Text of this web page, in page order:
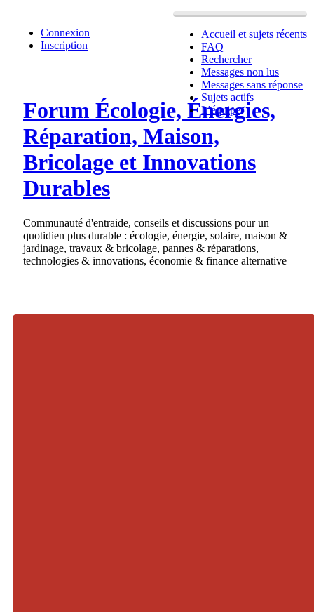
Accueil et sujets récents
FAQ
Rechercher
Messages non lus
Messages sans réponse
Sujets actifs
L’équipe
Connexion
Inscription
Forum Écologie, Énergies,
Réparation, Maison,
Bricolage et Innovations
Durables
Communauté d'entraide, conseils et discussions pour un
quotidien plus durable : écologie, énergie, solaire, maison &
jardinage, travaux & bricolage, pannes & réparations,
technologies & innovations, économie & finance alternative